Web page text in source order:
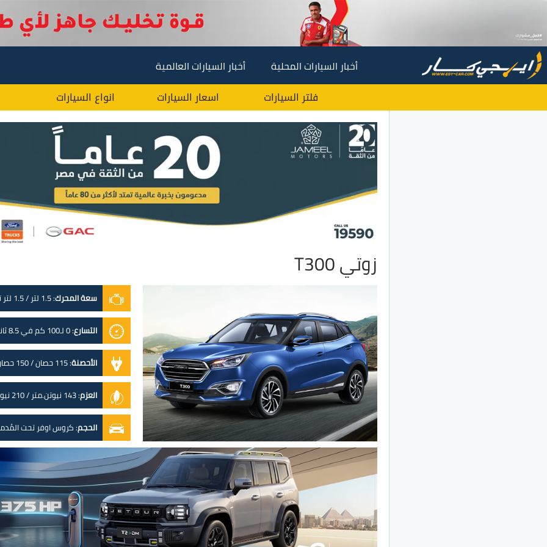
أخبار السيارات المحلية أخبار السيارات العالمية
فلتر السيارات اسعار السيارات انواع السيارات
زوتي T300
سعة المحرك:1.5 لتر / 1.5 لتر تيربو
التسارع:0 لـ100 كم في 8.5 ثانية
الأحصنة:115 حصان / 150 حصان
العزم:143 نيوتن.متر / 210 نيوتن.متر
الحجم:كروس اوفر تحت